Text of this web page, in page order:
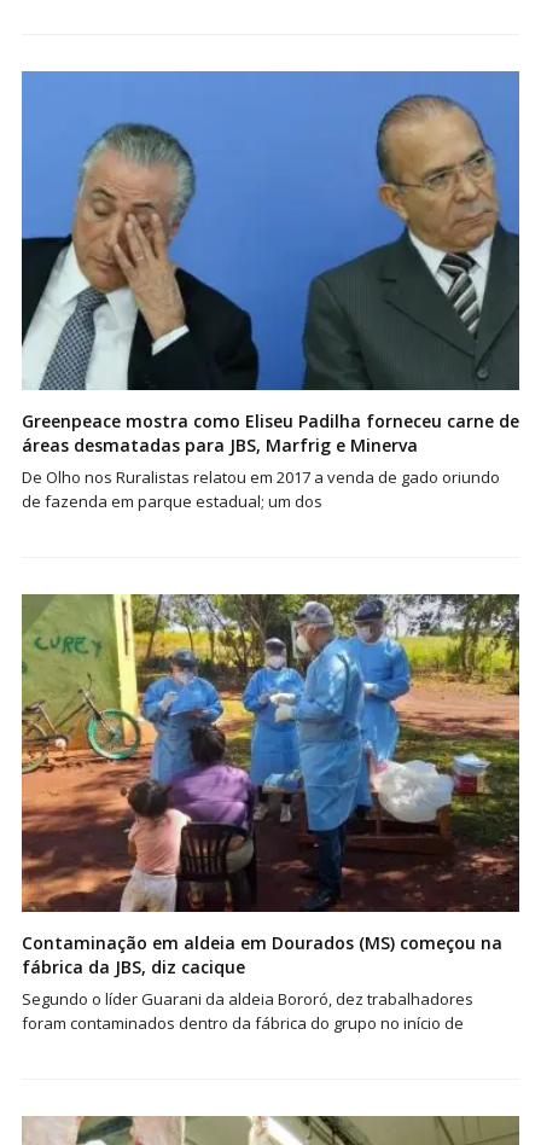
Greenpeace mostra como Eliseu Padilha forneceu carne de
áreas desmatadas para JBS, Marfrig e Minerva
De Olho nos Ruralistas relatou em 2017 a venda de gado oriundo
de fazenda em parque estadual; um dos
Contaminação em aldeia em Dourados (MS) começou na
fábrica da JBS, diz cacique
Segundo o líder Guarani da aldeia Bororó, dez trabalhadores
foram contaminados dentro da fábrica do grupo no início de